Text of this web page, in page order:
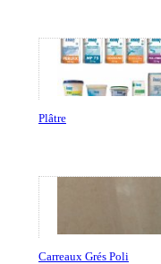
Plâtre
Carreaux Grés Poli